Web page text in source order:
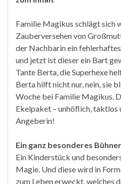
Familie Magikus schlägt sich
Zauberversehen von
der Nachbarin ein
und jetzt ist dieser ein Bart
Tante Berta, die Superhexe
Berta hilft nicht nur, nein, sie
Woche bei Familie Magikus.
Ekelpaket – unhöflich, taktlos
Angeberin!
Ein ganz besonderes
Ein Kinderstück und
Magie. Und diese wird in
zum Leben erweckt, welches